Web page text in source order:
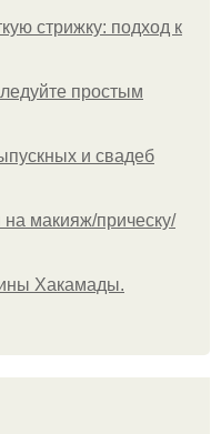
стрижку: подход к
простым
и свадеб
макияж/прическу/
Хакамады.